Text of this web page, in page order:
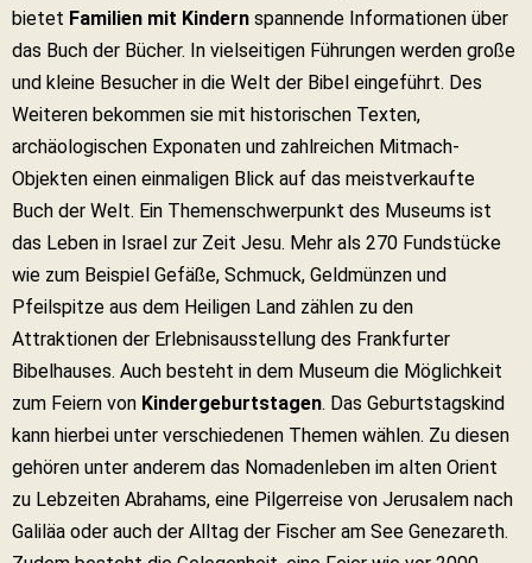
bietet Familien mit Kindern spannende Informationen über
das Buch der Bücher. In vielseitigen Führungen werden große
und kleine Besucher in die Welt der Bibel eingeführt. Des
Weiteren bekommen sie mit historischen Texten,
archäologischen Exponaten und zahlreichen Mitmach-
Objekten einen einmaligen Blick auf das meistverkaufte
Buch der Welt. Ein Themenschwerpunkt des Museums ist
das Leben in Israel zur Zeit Jesu. Mehr als 270 Fundstücke
wie zum Beispiel Gefäße, Schmuck, Geldmünzen und
Pfeilspitze aus dem Heiligen Land zählen zu den
Attraktionen der Erlebnisausstellung des Frankfurter
Bibelhauses. Auch besteht in dem Museum die Möglichkeit
zum Feiern von Kindergeburtstagen. Das Geburtstagskind
kann hierbei unter verschiedenen Themen wählen. Zu diesen
gehören unter anderem das Nomadenleben im alten Orient
zu Lebzeiten Abrahams, eine Pilgerreise von Jerusalem nach
Galiläa oder auch der Alltag der Fischer am See Genezareth.